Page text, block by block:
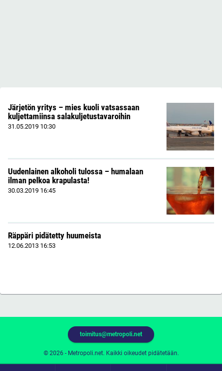
Järjetön yritys – mies kuoli vatsassaan
kuljettamiinsa salakuljetustavaroihin
31.05.2019 10:30
Uudenlainen alkoholi tulossa – humalaan
ilman pelkoa krapulasta!
30.03.2019 16:45
Räppäri pidätetty huumeista
12.06.2013 16:53
© 2026 - Metropoli.net. Kaikki oikeudet pidätetään.
toimitus@metropoli.net